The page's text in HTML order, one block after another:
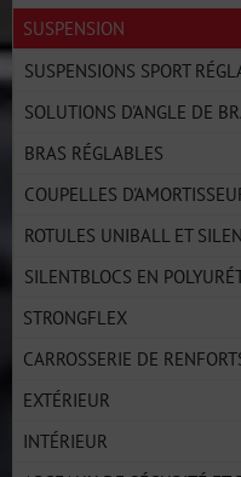
SUSPENSION
SUSPENSIONS SPORT
SOLUTIONS D'ANGLE DE
BRAS RÉGLABLES
COUPELLES
ROTULES UNIBALL ET
SILENTBLOCS EN
STRONGFLEX
CARROSSERIE DE
EXTÉRIEUR
INTÉRIEUR